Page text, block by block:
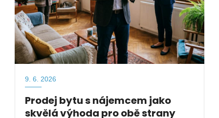
9. 6. 2026
Prodej bytu s nájemcem jako
skvělá výhoda pro obě strany